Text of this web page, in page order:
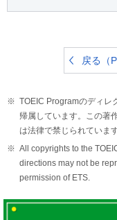
戻る（
TOEIC Programのディレ
帰属しています。この著
は法律で禁じられています
All copyrights to the
directions may not be
permission of ETS.